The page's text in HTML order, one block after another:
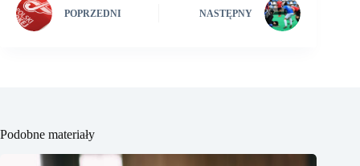
POPRZEDNI NASTĘPNY
Podobne materiały